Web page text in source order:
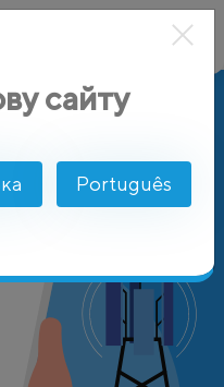
Catel Ltd
сайту
Português